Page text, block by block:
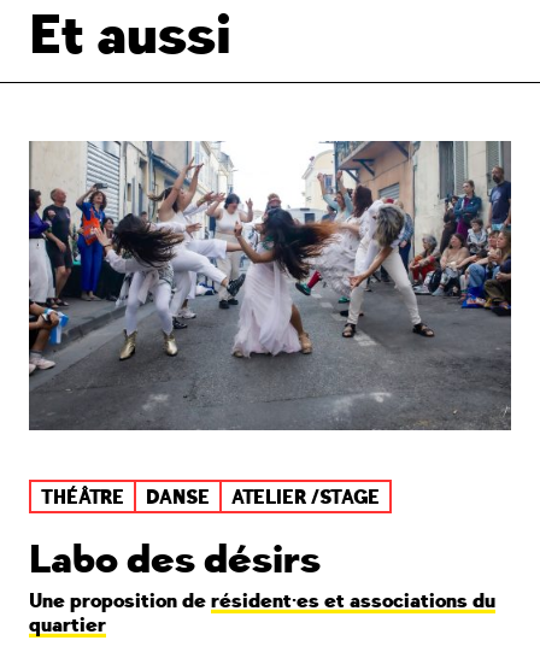
Et aussi
THÉÂTRE DANSE ATELIER /STAGE
Labo des désirs
Une proposition de résident·es et associations du
quartier